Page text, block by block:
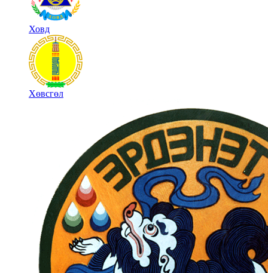
Ховд
Хөвсгөл